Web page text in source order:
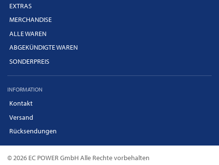
EXTRAS
MERCHANDISE
ALLE WAREN
ABGEKÜNDIGTE WAREN
SONDERPREIS
INFORMATION
Kontakt
Versand
Rücksendungen
© 2026 EC POWER GmbH Alle Rechte vorbehalten